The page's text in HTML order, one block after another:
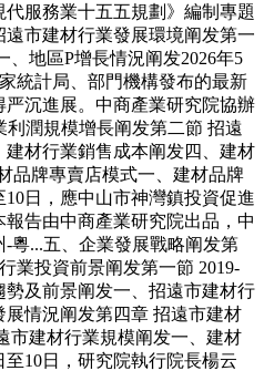
服務業十五五規劃》編制專題
市建材行業發展環境阐发第一
地區P增長情況阐发2026年5
統計局、部門機構發布的最新
沉進展。中商產業研究院協辦
利潤規模增長阐发第二節 招遠
材行業銷售成本阐发四、建材
品牌專賣店模式一、建材品牌
日，應中山市神灣鎮投資促進
告由中商產業研究院出品，中
粵...五、企業發展戰略阐发第
業投資前景阐发第一節 2019-
勢及前景阐发一、招遠市建材行
情況阐发第四章 招遠市建材
市建材行業規模阐发一、建材
10日，研究院執行院長楊云